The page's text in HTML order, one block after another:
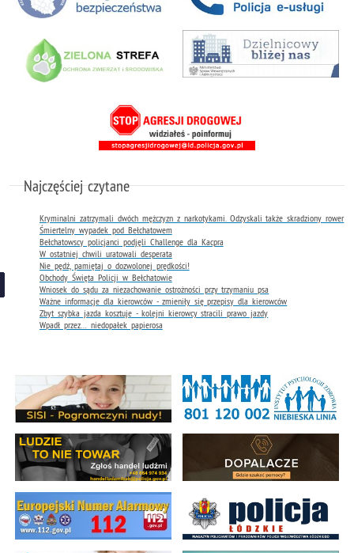
Najczęściej czytane
Kryminalni zatrzymali dwóch mężczyzn z narkotykami. Odzyskali także skradziony rower
Śmiertelny wypadek pod Bełchatowem
Bełchatowscy policjanci podjęli Challenge dla Kacpra
W ostatniej chwili uratowali desperata
Nie pędź, pamiętaj o dozwolonej prędkości!
Obchody Święta Policji w Bełchatowie
Wniosek do sądu za niezachowanie ostrożności przy trzymaniu psa
Ważne informacje dla kierowców - zmieniły się przepisy dla kierowców
Zbyt szybka jazda kosztuje - kolejni kierowcy stracili prawo jazdy
Wpadł przez… niedopałek papierosa